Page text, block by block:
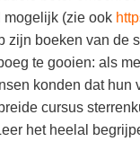
mogelijk (zie ook
zijn boeken van
te gooien: als
konden dat hun
cursus
het heelal